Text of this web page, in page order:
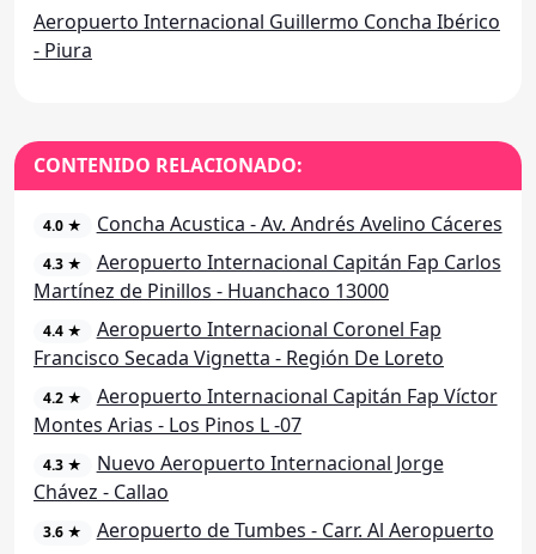
Aeropuerto Internacional Guillermo Concha Ibérico
- Piura
CONTENIDO RELACIONADO:
4.0 ★ Concha Acustica - Av. Andrés Avelino Cáceres
4.3 ★
Aeropuerto Internacional Capitán Fap Carlos
Martínez de Pinillos - Huanchaco 13000
4.4 ★
Aeropuerto Internacional Coronel Fap
Francisco Secada Vignetta - Región De Loreto
4.2 ★
Aeropuerto Internacional Capitán Fap Víctor
Montes Arias - Los Pinos L -07
4.3 ★
Nuevo Aeropuerto Internacional Jorge
Chávez - Callao
3.6 ★ Aeropuerto de Tumbes - Carr. Al Aeropuerto